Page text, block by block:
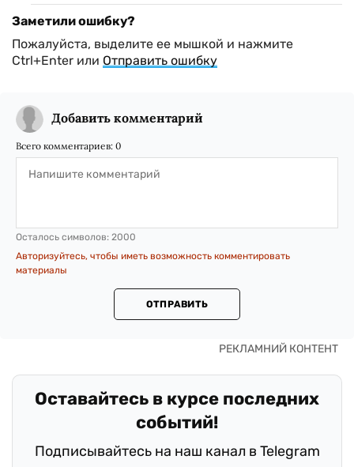
Заметили ошибку?
Пожалуйста, выделите ее мышкой и нажмите
Ctrl+Enter или Отправить ошибку
Добавить комментарий
Всего комментариев: 0
Осталось символов: 2000
Авторизуйтесь, чтобы иметь возможность комментировать
материалы
ОТПРАВИТЬ
Оставайтесь в курсе последних
событий!
Подписывайтесь на наш канал в Telegram